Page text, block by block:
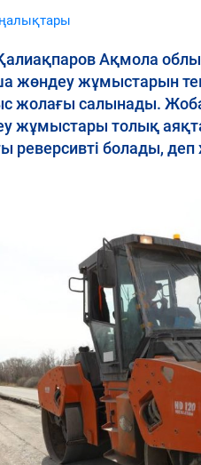
Ақмола
жөндеу жұмыстарын
жолағы салынады.
жұмыстары толық
реверсивті болады,